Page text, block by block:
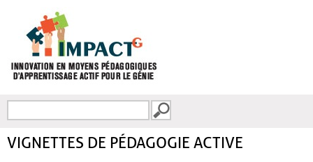
FORMULAIRE DE
VIGNETTES DE PÉDAGOGIE ACTIVE